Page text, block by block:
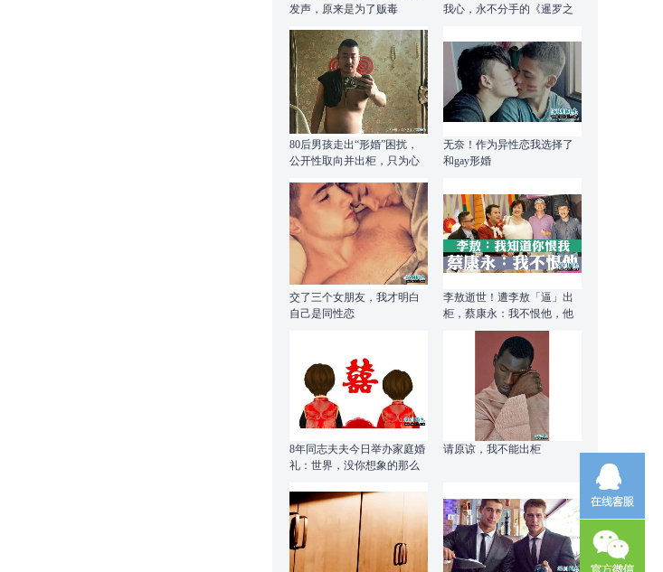
发声，原来是为了贩毒
我心，永不分手的《暹罗之
80后男孩走出“形婚”困扰，
公开性取向并出柜，只为心
无奈！作为异性恋我选择了
和gay形婚
交了三个女朋友，我才明白
自己是同性恋
李敖逝世！遭李敖「逼」出
柜，蔡康永：我不恨他，他
是个人权斗士
8年同志夫夫今日举办家庭婚
礼：世界，没你想象的那么
请原谅，我不能出柜